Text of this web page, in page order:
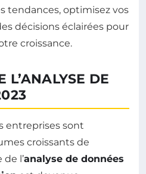
L’ANALYSE DE
entreprises sont
croissants de
l’analyse de données